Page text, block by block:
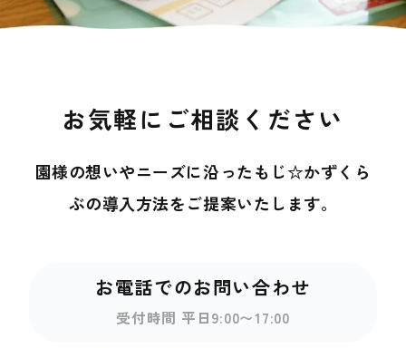
お気軽にご相談ください
園様の想いやニーズに沿ったもじ☆かずくら
ぶの導入方法をご提案いたします。
お電話でのお問い合わせ
受付時間 平日9:00〜17:00